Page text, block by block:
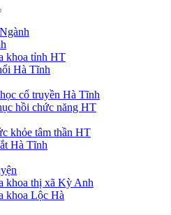
khoa tỉnh HT
Hà Tĩnh
cổ truyền Hà Tĩnh
hồi chức năng HT
khỏe tâm thần HT
Hà Tĩnh
khoa thị xã Kỳ Anh
khoa Lộc Hà